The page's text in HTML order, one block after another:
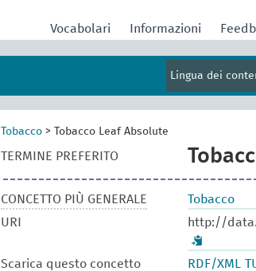
Vocabolari Informazioni
Lingua dei
Tobacco > Tobacco Leaf Absolute
TERMINE PREFERITO
CONCETTO PIÙ GENERALE
Tobacco
URI
http://
Scarica questo concetto RDF/XML